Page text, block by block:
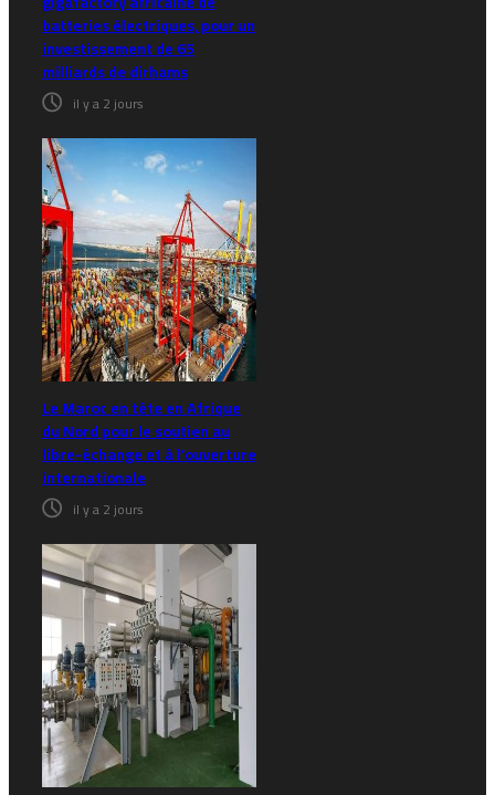
batteries électriques, pour un
investissement de 65
milliards de dirhams
il y a 2 jours
Le Maroc en tête en Afrique
du Nord pour le soutien au
libre-échange et à l’ouverture
internationale
il y a 2 jours